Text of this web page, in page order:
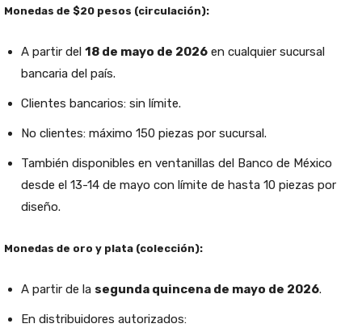
Monedas de $20 pesos (circulación):
A partir del 18 de mayo de 2026 en cualquier sucursal
bancaria del país.
Clientes bancarios: sin límite.
No clientes: máximo 150 piezas por sucursal.
También disponibles en ventanillas del Banco de México
desde el 13-14 de mayo con límite de hasta 10 piezas por
diseño.
Monedas de oro y plata (colección):
A partir de la segunda quincena de mayo de 2026.
En distribuidores autorizados: